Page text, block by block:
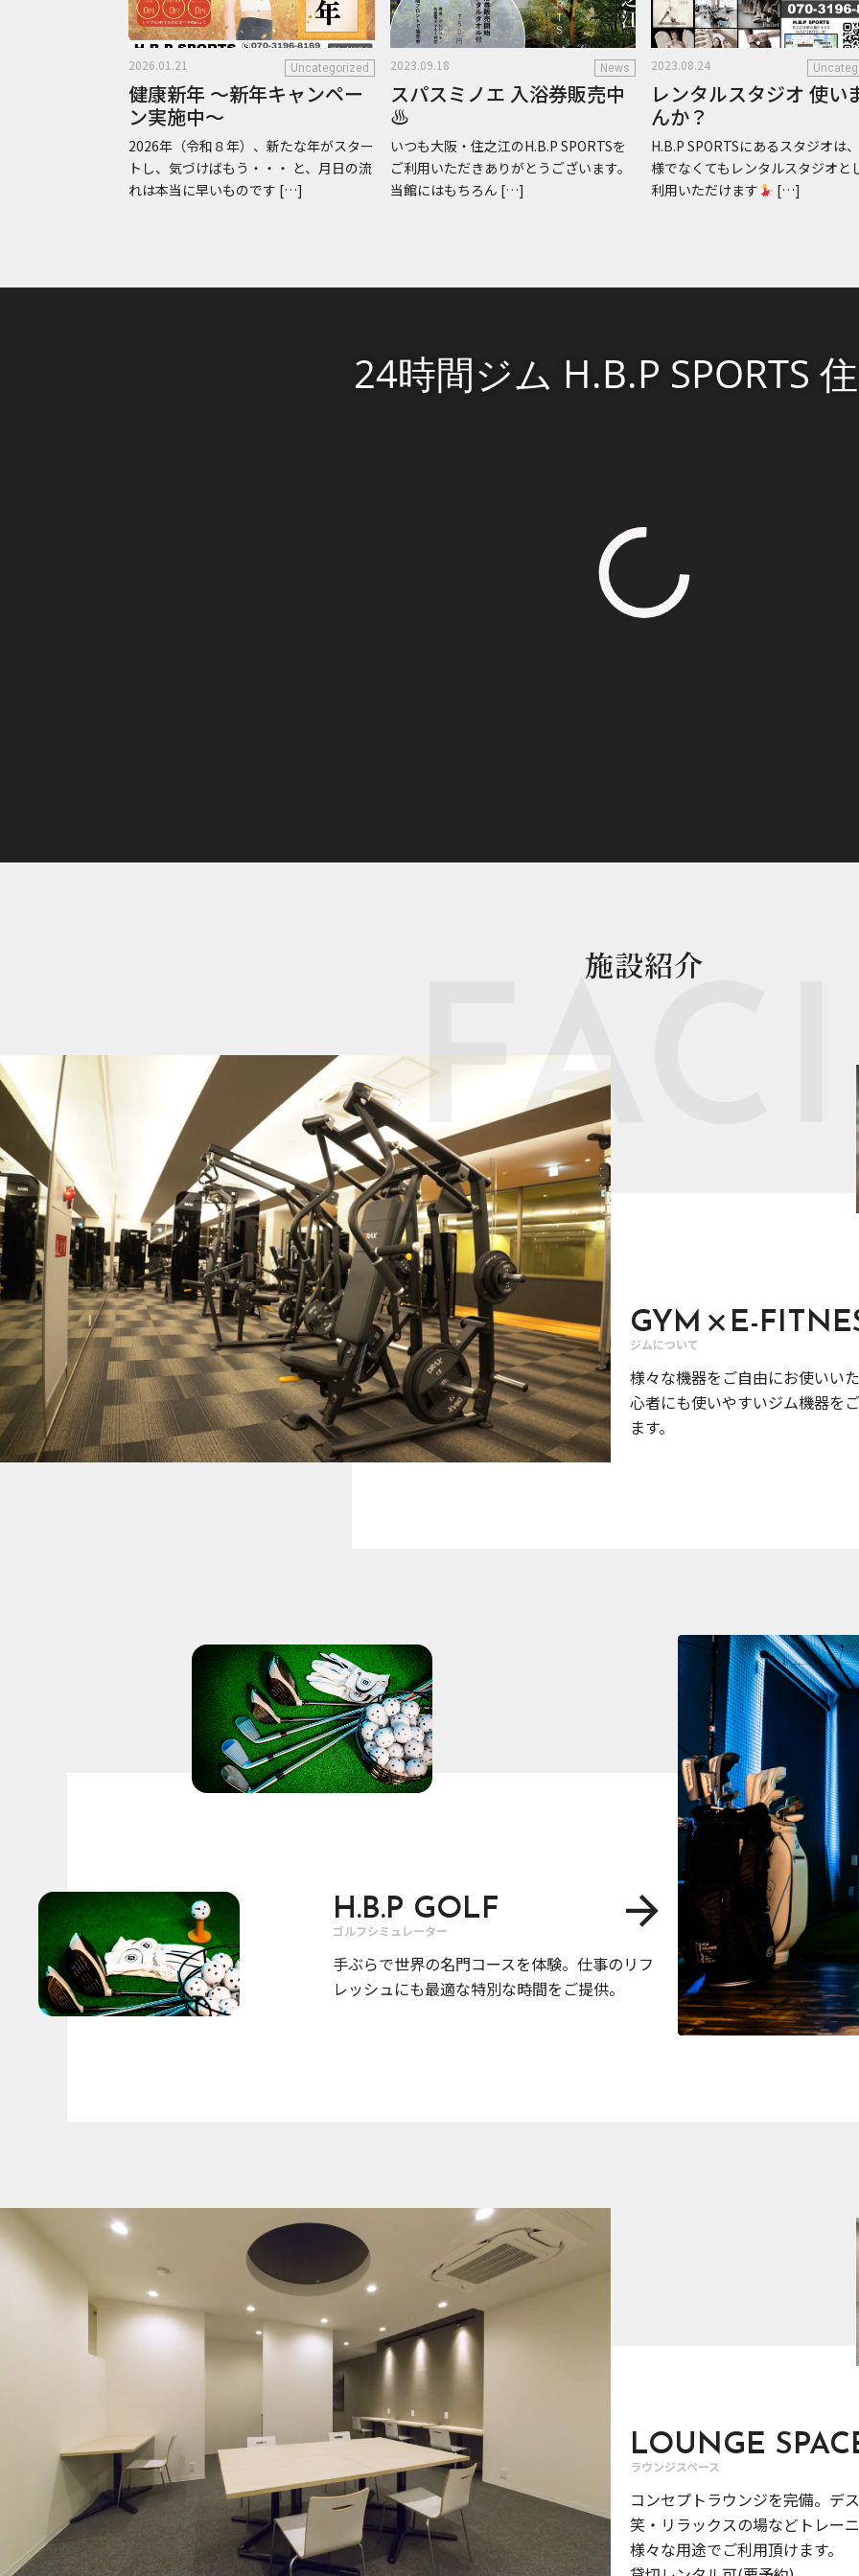
2026.01.21 Uncategorized
健康新年 ～新年キャンペー
ン実施中～
2026年（令和８年）、新たな年がスター
トし、気づけばもう・・・ と、月日の流
れは本当に早いものです […]
2023.09.18 News
スパスミノエ 入浴券販売中
♨
いつも大阪・住之江のH.B.P SPORTSを
ご利用いただきありがとうございます。
当館にはもちろん […]
2023.08.24
レンタルスタジオ 使い
んか？
H.B.P SPORTSにあるスタジオは
様でなくてもレンタルスタジオと
利用いただけます
[…]
施設紹介
GYM × E-
ジムについて
様々な機器をご自由にお使いい
心者にも使いやすいジム機器を
ます。
H.B.P GOLF
ゴルフシミュレーター
手ぶらで世界の名門コースを体験。仕事のリフ
レッシュにも最適な特別な時間をご提供。
LOUNGE
ラウンジスペース
コンセプトラウンジを完備。デ
笑・リラックスの場などトレー
様々な用途でご利用頂けます。